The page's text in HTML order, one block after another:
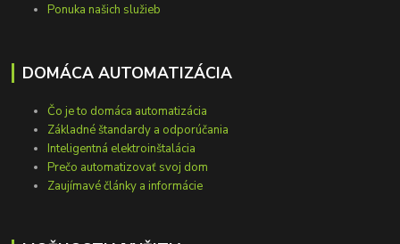
Ponuka našich služieb
DOMÁCA AUTOMATIZÁCIA
Čo je to domáca automatizácia
Základné štandardy a odporúčania
Inteligentná elektroinštalácia
Prečo automatizovať svoj dom
Zaujímavé články a informácie